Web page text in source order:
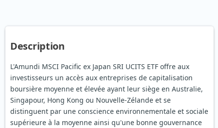
Description
L'Amundi MSCI Pacific ex Japan SRI UCITS ETF offre aux
investisseurs un accès aux entreprises de capitalisation
boursière moyenne et élevée ayant leur siège en Australie,
Singapour, Hong Kong ou Nouvelle-Zélande et se
distinguent par une conscience environnementale et sociale
supérieure à la moyenne ainsi qu'une bonne gouvernance